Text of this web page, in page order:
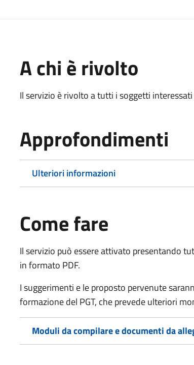
A chi è rivolto
Il servizio è rivolto a tutti i soggetti
Approfondimenti
Ulteriori informazioni
Come fare
Il servizio può essere attivato presentando
in formato PDF.
I suggerimenti e le proposto pervenute
formazione del PGT, che prevede ulteriori
Moduli da compilare e documenti da